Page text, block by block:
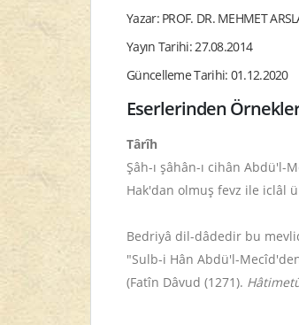
Yazar: PROF. DR. MEHMET
Yayın Tarihi: 27.08.2014
Güncelleme Tarihi: 01.12.2020
Eserlerinden
Târîh
Şâh-ı şâhân-ı cihân Abdü'l-
Hak'dan olmuş fevz ile iclâl
Bedriyâ dil-dâdedir bu
"Sulb-i Hân Abdü'l-
(Fatîn Dâvud (1271).